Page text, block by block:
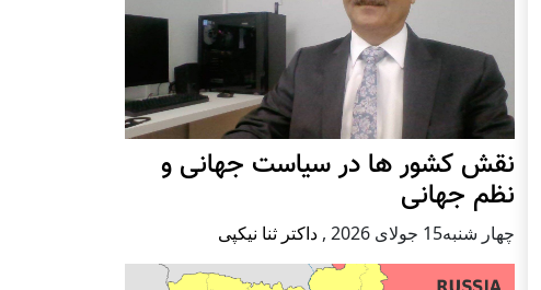
نقش کشور ها در سیاست جهانی و
نظم جهانی
چهار شنبه15 جولای 2026 , داکتر ثنا نیکپی